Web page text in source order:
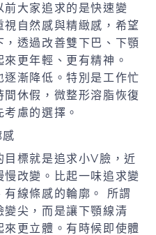
大家追求的是快速變
自然感與精緻感，希望
透過改善雙下巴、下顎
更年輕、更有精神。
漸降低。特別是工作忙
休假，微整形溶脂恢復
慮的選擇。
標就是追求小V臉，近
改變。比起一味追求變
線條感的輪廓。 所謂
尖，而是讓下顎線清
更立體。有時候即使體